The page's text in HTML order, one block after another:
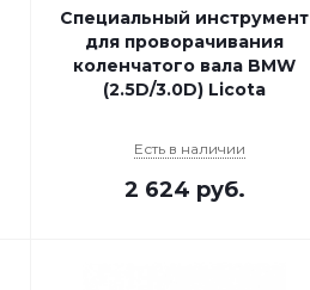
Специальный инструмент
для проворачивания
коленчатого вала BMW
(2.5D/3.0D) Licota
Есть в наличии
2 624 руб.